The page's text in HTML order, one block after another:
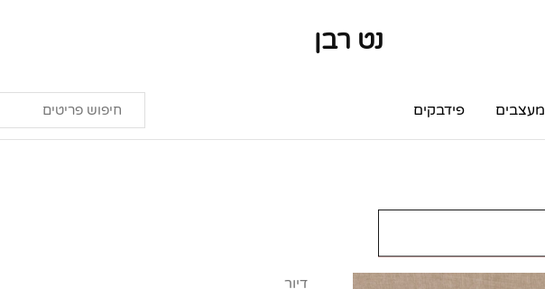
נט רבן
נט
מותגי
מעצבים פידבקים
דיור